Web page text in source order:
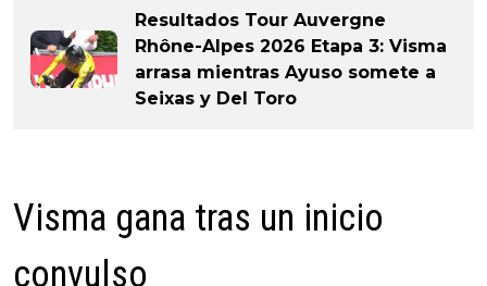
Resultados Tour Auvergne
Rhône-Alpes 2026 Etapa 3: Visma
arrasa mientras Ayuso somete a
Seixas y Del Toro
Visma gana tras un inicio
convulso